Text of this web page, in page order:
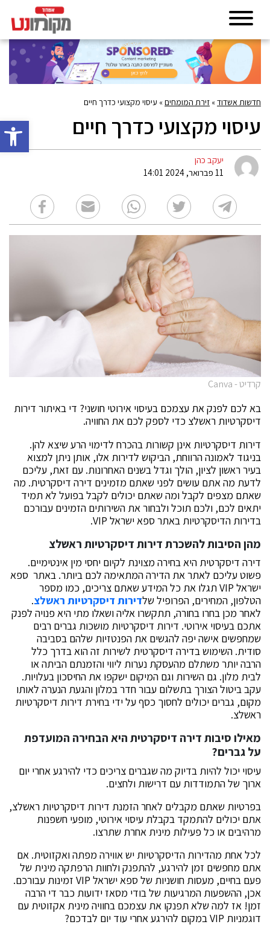
פתח
חדשות אשדוד» זירת המומחים» עיסוי מקצועי כדרך חיים
עיסוי מקצועי כדרך חיים
יעקב כהן
11 פברואר, 2024 14:01
קרדיט - Canva
בא לכם לפנק את עצמכם בעיסוי אירוטי חושני? די באיתור דירות
דיסקרטיות ראשלצ כדי לספק לכם את החוויה.
דירות דיסקרטיות אינן קשורות בהכרח לדימוי הרע שיצא להן.
בניגוד לאמונה הרווחת, הביקוש לדירות אלו, אותן ניתן למצוא
בעיר ראשון לציון, הולך וגדל בשנים האחרונות. עם זאת, עליכם
לדעת מה אתם עושים לפני שאתם מזמינים דירה דיסקרטית. מה
שאתם מצפים לקבל ומה שאתם יכולים לקבל בפועל לא תמיד
יתאים לכם, ולכם תוכל ולבחור את השירותים הזמינים עבורכם
בדירות הדיסקרטיות באתר ספא ישראל VIP.
מהן הסיבות להשכרת דירות דיסקרטיות ראשלצ
דירה דיסקרטית היא בחירה מצוינת לקיום יחסי מין אינטימיים.
פשוט עליכם לאתר את הדירה המתאימה לכם ביותר. באתר ספא
ישראל VIP תגלו את כל המידע שאתם צריכים, כמו מספר
הטלפון, המחירים, הפרופיל שלדירות דיסקרטיות ראשלצ.
לאחר מכן בחרו בחורה, תתקשרו אליה ושאלו מתי היא פנויה לפנק
אתכם בעיסוי אירוטי. דירות דיסקרטיות מושכות גברים רבים
שמחפשים אישה יפה להגשים את הפנטזיות שלהם בסביבה
סודית. השימוש בדירה דיסקרטית לשירות זה הוא בדרך כלל
הרבה יותר משתלם מהעסקת נערות ליווי והזמנתם הביתה או
לבית מלון. גם השירות וגם המיקום ישקפו את החיסכון בעלויות.
עקב ביטול הצורך בתשלום עבור חדר במלון והגעת הנערה לאותו
מקום, גברים יכולים לחסוך כסף על ידי בחירת דירות דיסקרטיות
ראשלצ.
מאילו סיבות דירה דיסקרטית היא הבחירה המועדפת
על גברים?
עיסוי יכול להיות בדיוק מה שגברים צריכים כדי להירגע אחרי יום
ארוך של התמודדות עם דרישות ולחצים.
בפרטיות שאתם מקבלים לאחר הזמנת דירות דיסקרטיות ראשלצ,
אתם יכולים להתמקד בקבלת עיסוי אירוטי, מופעי חשפנות
מרהיבים או כל פעילות מינית אחרת שתרצו.
לכל אחת מהדירות הדיסקרטיות יש אווירה מפתה ואקזוטית. אם
אתם מחפשים זמן להירגע, להתפנק ולחוות הרפתקה מינית של
פעם בחיים, מעסות חושניות של ספא ישראל VIP זמינות עבורכם.
אכן, ההשפעות המרגיעות של בודי מסאז ידועות כבר די הרבה
זמן! אז למה שלא תפנקו את עצמכם בחוויה מינית אקזוטית עם
דוגמניות VIP במקום להירגע אחרי עוד יום לבדכם?